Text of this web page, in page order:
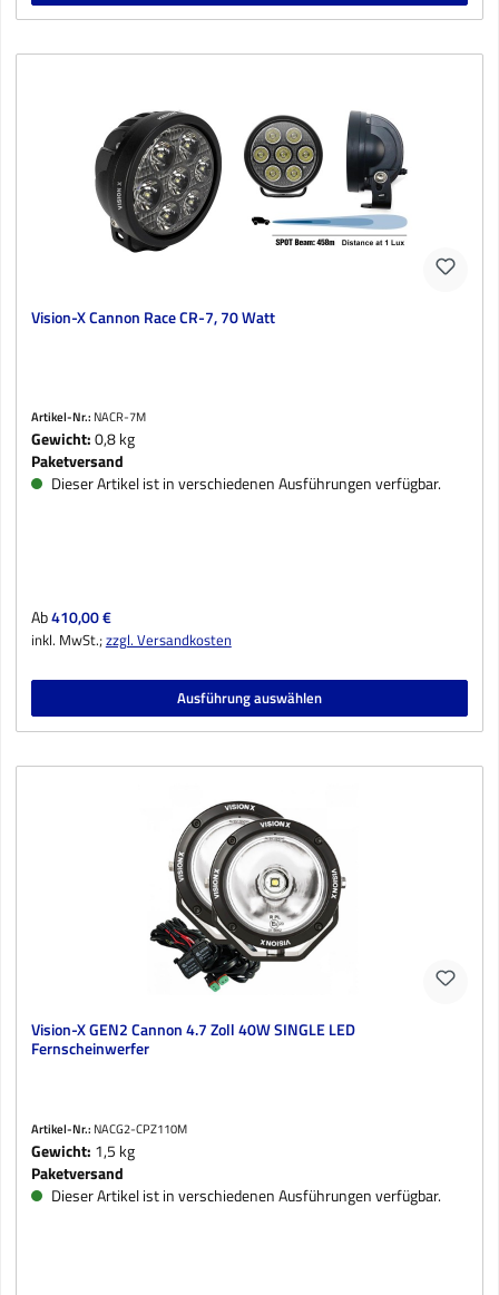
Vision-X Cannon Race CR-7, 70 Watt
Artikel-Nr.: NACR-7M
Gewicht:0,8 kg
Paketversand
Dieser Artikel ist in verschiedenen Ausführungen verfügbar.
Regulärer Preis:
Ab410,00 €
inkl. MwSt.;zzgl. Versandkosten
Ausführung auswählen
Vision-X GEN2 Cannon 4.7 Zoll 40W SINGLE LED
Fernscheinwerfer
Artikel-Nr.: NACG2-CPZ110M
Gewicht: 1,5 kg
Paketversand
Dieser Artikel ist in verschiedenen Ausführungen verfügbar.